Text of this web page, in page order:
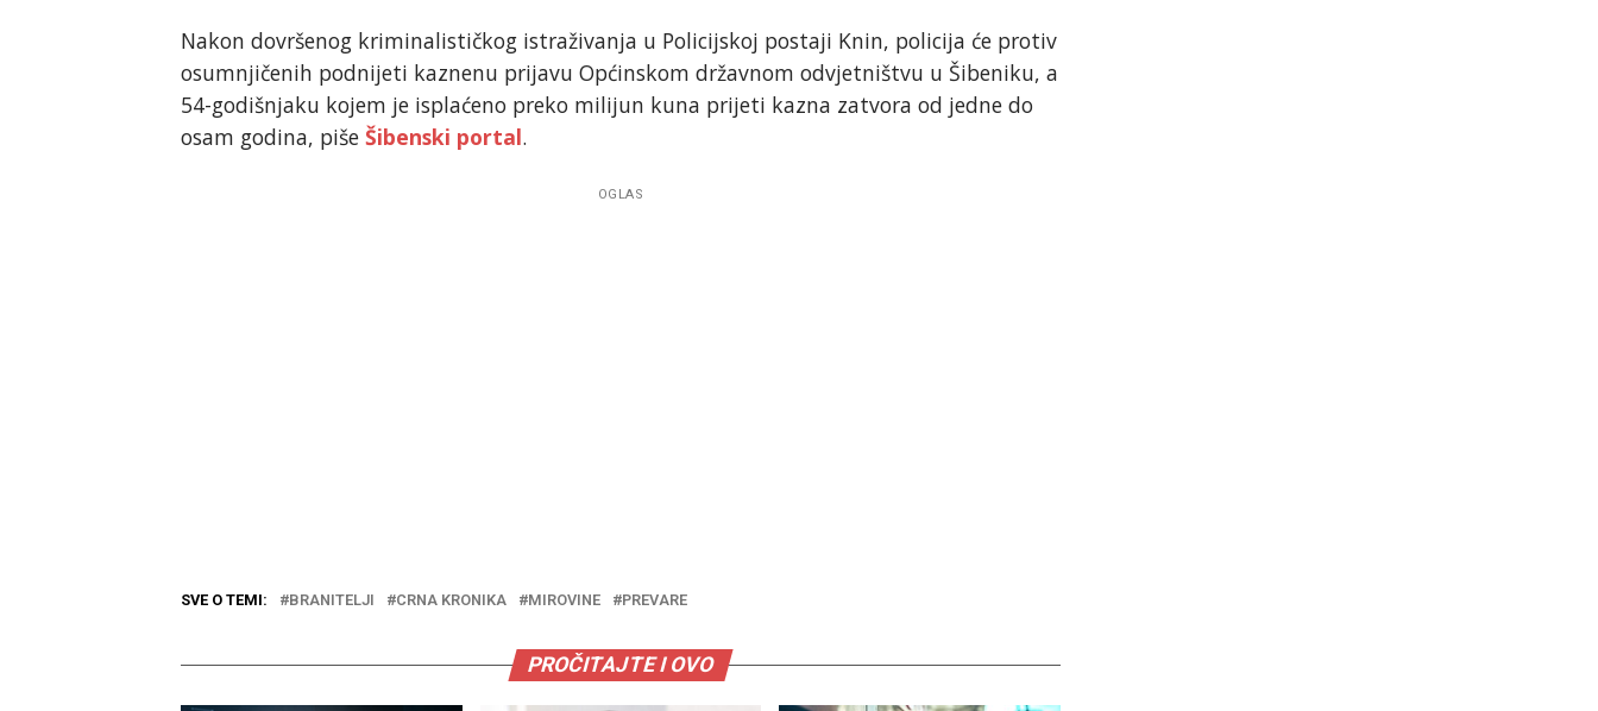
Nakon dovršenog kriminalističkog istraživanja u Policijskoj postaji Knin, policija će protiv
osumnjičenih podnijeti kaznenu prijavu Općinskom državnom odvjetništvu u Šibeniku, a
54-godišnjaku kojem je isplaćeno preko milijun kuna prijeti kazna zatvora od jedne do
osam godina, piše Šibenski portal.
OGLAS
SVE O TEMI: BRANITELJI CRNA KRONIKA MIROVINE PREVARE
PROČITAJTE I OVO